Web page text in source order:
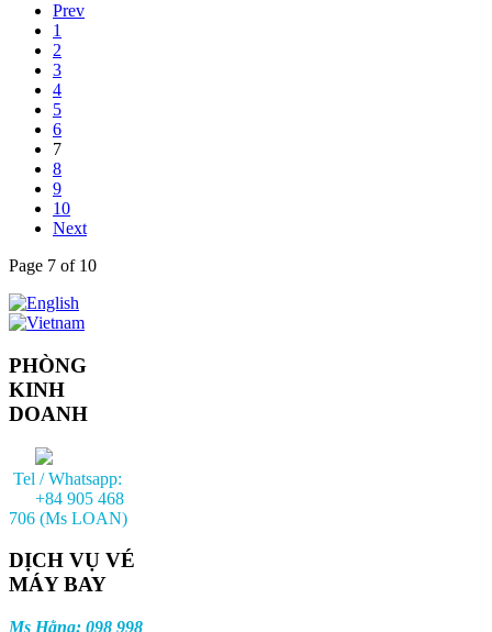
Prev
1
2
3
4
5
6
7
8
9
10
Next
Page 7 of 10
PHÒNG
KINH
DOANH
Tel / Whatsapp:
+84 905 468
706 (Ms LOAN)
DỊCH VỤ VÉ
MÁY BAY
Ms Hằng: 098 998